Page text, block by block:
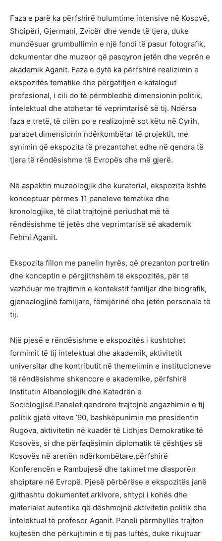
Faza e parë ka përfshirë hulumtime intensive në Kosovë,
Shqipëri, Gjermani, Zvicër dhe vende të tjera, duke
mundësuar grumbullimin e një fondi të pasur fotografik,
dokumentar dhe muzeor që pasqyron jetën dhe veprën e
akademik Aganit. Faza e dytë ka përfshirë realizimin e
ekspozitës tematike dhe përgatitjen e katalogut
profesional, i cili do të përmbledhë dimensionin politik,
intelektual dhe atdhetar të veprimtarisë së tij. Ndërsa
faza e tretë, të cilën po e realizojmë sot këtu në Cyrih,
paraqet dimensionin ndërkombëtar të projektit, me
synimin që ekspozita të prezantohet edhe në qendra të
tjera të rëndësishme të Evropës dhe më gjerë.
Në aspektin muzeologjik dhe kuratorial, ekspozita është
konceptuar përmes 11 paneleve tematike dhe
kronologjike, të cilat trajtojnë periudhat më të
rëndësishme të jetës dhe veprimtarisë së akademik
Fehmi Aganit.
Ekspozita fillon me panelin hyrës, që prezanton portretin
dhe konceptin e përgjithshëm të ekspozitës, për të
vazhduar me trajtimin e kontekstit familjar dhe biografik,
gjenealogjinë familjare, fëmijërinë dhe jetën personale të
tij.
Një pjesë e rëndësishme e ekspozitës i kushtohet
formimit të tij intelektual dhe akademik, aktivitetit
universitar dhe kontributit në themelimin e institucioneve
të rëndësishme shkencore e akademike, përfshirë
Institutin Albanologjik dhe Katedrën e
Sociologjisë.Panelet qendrore trajtojnë angazhimin e tij
politik gjatë viteve ’90, bashkëpunimin me presidentin
Rugova, aktivitetin në kuadër të Lidhjes Demokratike të
Kosovës, si dhe përfaqësimin diplomatik të çështjes së
Kosovës në arenën ndërkombëtare,përfshirë
Konferencën e Rambujesë dhe takimet me diasporën
shqiptare në Evropë. Pjesë përbërëse e ekspozitës janë
gjithashtu dokumentet arkivore, shtypi i kohës dhe
materialet autentike që dëshmojnë aktivitetin politik dhe
intelektual të profesor Aganit. Paneli përmbyllës trajton
kujtesën dhe përkujtimin e tij pas luftës, duke rikujtuar